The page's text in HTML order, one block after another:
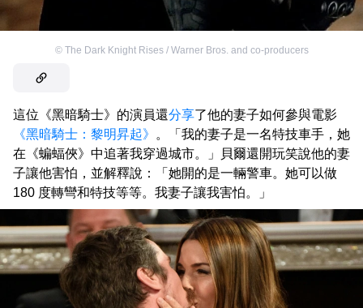
© The Dark Knight Rises / Warner Bros. and co-producers
這位《黑暗騎士》的演員還分享了他的妻子如何參與電影
《黑暗騎士：黎明昇起》 。「我的妻子是一名特技車手，她
在《蝙蝠俠》中追著我穿過城市。」貝爾還開玩笑說他的妻
子讓他害怕，並解釋說：「她開的是一輛警車。她可以做
180 度轉彎和特技等等。我妻子讓我害怕。」